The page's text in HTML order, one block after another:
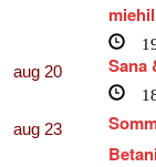
aug 20 Sana
aug 23